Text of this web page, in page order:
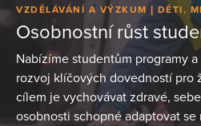
VZDĚLÁVÁNÍ A VÝZKUM DĚTI,
Osobnostní růst
Nabízíme studentům programy
rozvoj klíčových dovedností pro
cílem je vychovávat zdravé,
osobnosti schopné adaptovat se